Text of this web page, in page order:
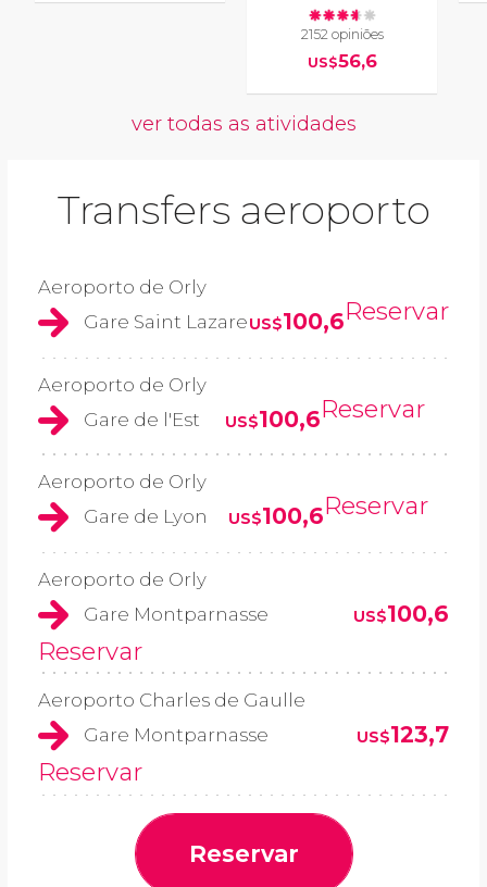
2152 opiniões
US$56,6
ver todas as atividades
Transfers aeroporto
Aeroporto de Orly
Gare Saint LazareUS$100,6Reservar
Aeroporto de Orly
Gare de l'Est
US$100,6Reservar
Aeroporto de Orly
Gare de Lyon
US$100,6Reservar
Aeroporto de Orly
Gare Montparnasse
US$100,6
Reservar
Aeroporto Charles de Gaulle
Gare Montparnasse
US$123,7
Reservar
Reservar